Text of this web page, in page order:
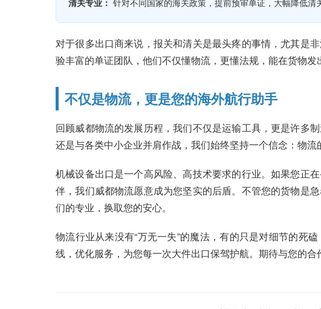
清关专业： 针对不同国家的海关政策，提前预审单证，大幅降低清
对于很多出口商来说，报关和清关是最头疼的事情，尤其是
验丰富的单证团队，他们不仅懂物流，更懂法规，能在货物
不仅是物流，更是您的海外航行助手
回顾威都物流的发展历程，我们不仅是运输工具，更是许多
还是与各类中小企业并肩作战，我们始终坚持一个信念：物流
机械设备出口是一个高风险、高技术要求的行业。如果您正
伴，我们威都物流愿意成为您坚实的后盾。不管您的货物是
们的专业，换取您的安心。
物流行业从来没有“万无一失”的魔法，有的只是对细节的死
线，优化服务，为您每一次大件出口保驾护航。期待与您的合